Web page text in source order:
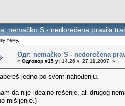
nemačko S - nedorečena pravila
тему.
Одг: nemačko S - nedorečena
« Одговор #15 у: 14.26 ч. 27.11.2007. »
jedno po svom nahođenju.
da nije idealno rešenje, ali drugog
mišljenje.)